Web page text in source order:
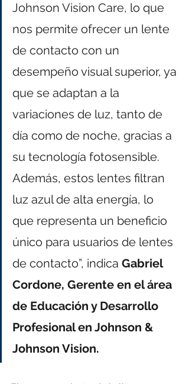
Johnson Vision Care, lo que
nos permite ofrecer un lente
de contacto con un
desempeño visual superior, ya
que se adaptan a la
variaciones de luz, tanto de
día como de noche, gracias a
su tecnología fotosensible.
Además, estos lentes filtran
luz azul de alta energía, lo
que representa un beneficio
único para usuarios de lentes
de contacto”, indica Gabriel
Cordone, Gerente en el área
de Educación y Desarrollo
Profesional en Johnson &
Johnson Vision.